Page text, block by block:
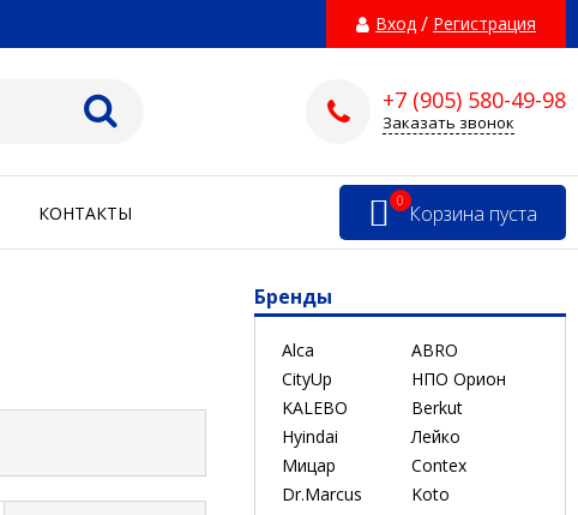
Вход / Регистрация
+7 (905) 580-49-98
Заказать звонок
Корзина пуста
0
КОНТАКТЫ
Бренды
Alca
ABRO
CityUp
НПО Орион
KALEBO
Berkut
Hyindai
Лейко
Мицар
Contex
Dr.Marcus
Koto